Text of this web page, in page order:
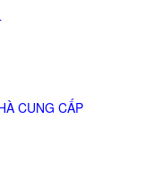
CUNG CẤP